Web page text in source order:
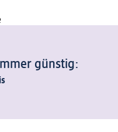
günstig: